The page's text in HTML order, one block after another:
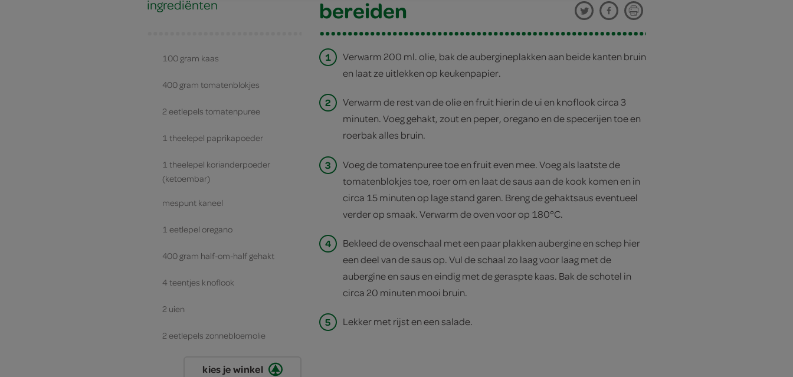
ingrediënten
100 gram kaas
400 gram tomatenblokjes
2 eetlepels tomatenpuree
1 theelepel paprikapoeder
1 theelepel korianderpoeder
(ketoembar)
mespunt kaneel
1 eetlepel oregano
400 gram half-om-half gehakt
4 teentjes knoflook
2 uien
2 eetlepels zonnebloemolie
kies je winkel
bereiden
1
Verwarm 200 ml. olie, bak de aubergineplakken aan beide kanten bruin
en laat ze uitlekken op keukenpapier.
2
Verwarm de rest van de olie en fruit hierin de ui en knoflook circa 3
minuten. Voeg gehakt, zout en peper, oregano en de specerijen toe en
roerbak alles bruin.
3
Voeg de tomatenpuree toe en fruit even mee. Voeg als laatste de
tomatenblokjes toe, roer om en laat de saus aan de kook komen en in
circa 15 minuten op lage stand garen. Breng de gehaktsaus eventueel
verder op smaak. Verwarm de oven voor op 180°C.
4
Bekleed de ovenschaal met een paar plakken aubergine en schep hier
een deel van de saus op. Vul de schaal zo laag voor laag met de
aubergine en saus en eindig met de geraspte kaas. Bak de schotel in
circa 20 minuten mooi bruin.
5 Lekker met rijst en een salade.